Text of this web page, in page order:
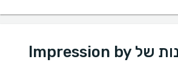
גלריית תמונות של Impression by